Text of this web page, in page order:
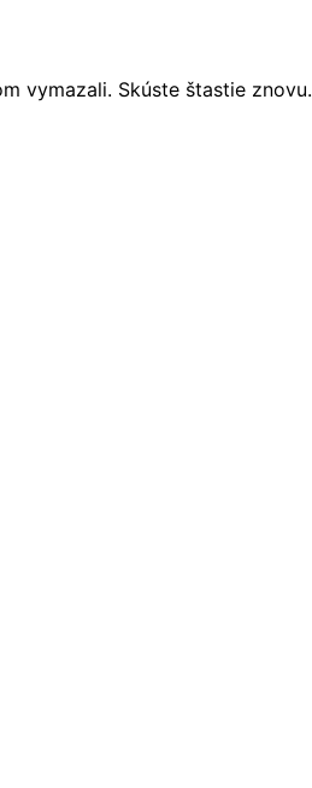
vymazali. Skúste štastie znovu.